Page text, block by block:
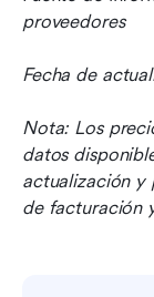
proveedores
Fecha de
Nota: Los
datos
actualización y
de facturación